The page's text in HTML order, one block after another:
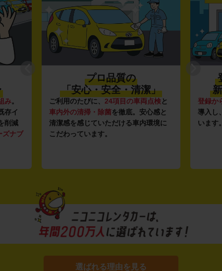
み。
存イ
削減
ズナブ
プロ品質の
「安心・安全・清潔」
ご利用のたびに、 24項目の車両点検と
車内外の清掃・除菌を徹底。安心感と
清潔感を感じていただける車内環境に
こだわっています。
登録か
導入し
います
選ばれる理由を見る